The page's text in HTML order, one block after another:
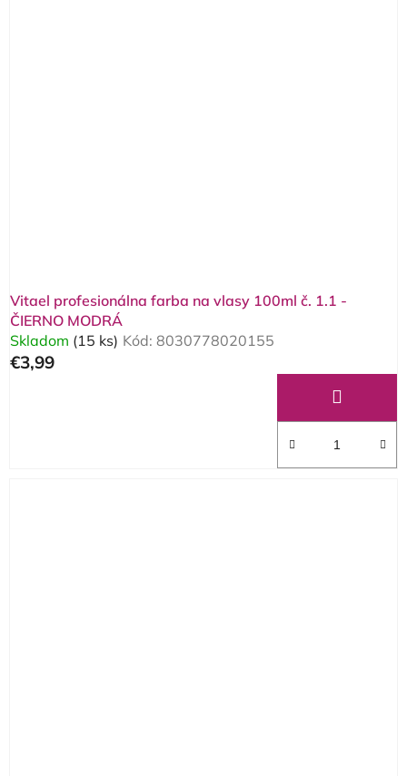
Vitael profesionálna farba na vlasy 100ml č. 1.1 -
ČIERNO MODRÁ
Skladom (15 ks) Kód: 8030778020155
€3,99